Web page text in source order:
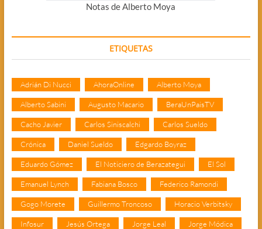
Notas de Alberto Moya
ETIQUETAS
Adrián Di Nucci AhoraOnline Alberto Moya
Alberto Sabini Augusto Macario BeraUnPaisTV
Cacho Javier Carlos Siniscalchi Carlos Sueldo
Crónica Daniel Sueldo Edgardo Boyraz
Eduardo Gómez El Noticiero de Berazategui El Sol
Emanuel Lynch Fabiana Bosco Federico Ramondi
Gogo Morete Guillermo Troncoso Horacio Verbitsky
Infosur Jesús Ortega Jorge Leal Jorge Módica